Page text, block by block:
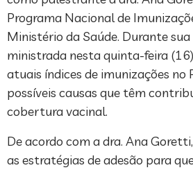
Programa Nacional de
Ministério da Saúde. Durante sua
ministrada nesta quinta-feira
atuais índices de imunizações no
possíveis causas que têm
cobertura vacinal.
De acordo com a dra. Ana
as estratégias de adesão para